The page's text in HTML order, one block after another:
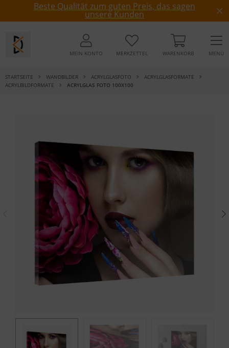
Beste Qualität zum guten Preis, das sagen
unsere Kunden
MEIN KONTO MERKZETTEL WARENKORB MENÜ
STARTSEITE WANDBILDER ACRYLGLASFOTO
ACRYLGLASFORMATE
ACRYLBILDFORMATE
ACRYLGLAS FOTO 100X100